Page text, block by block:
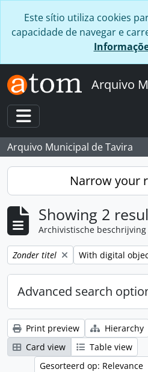
Este sítio utiliza cookies
capacidade de navegar e
Arquivo
Toggle navigation
Arquivo Municipal de Tavira
Narrow your
Showing 2
Archivistische beschrijving
Remove filter:
Zonder titel Remove filter:
With digital
Advanced search
Print preview
Hierarchy
Card view
Table view
Gesorteerd op: Relevance